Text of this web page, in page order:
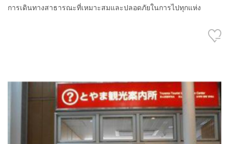
การเดินทางสาธารณะที่เหมาะสมและปลอดภัยในการไปทุกแห่ง